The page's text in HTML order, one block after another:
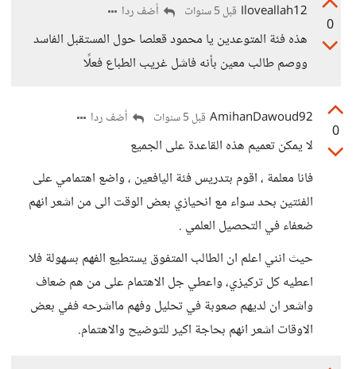
0
Iloveallah12 قبل 5 سنوات أضف ردا
هذه فئة المتوعدين يا محمود قعلصا حول المستقبل الفاسد
ووصم طالب معين بأنه فاشل غريب الطباع فعلًا
0
AmihanDawoud92 قبل 5 سنوات أضف ردا
لا يمكن تعميم هذه القاعدة على الجميع
فانا معلمة ، اقوم بتدريس فئة اليافعين ، واضع اهتمامي على
الفئتين بحد سواء مع انحيازي بعض الوقت الى من اشعر انهم
ضعفاء في التحصيل العلمي .
حيث انني اعلم ان الطالب المتفوق يستطيع الفهم بسهولة فلا
اعطيه كل تركيزي، واعطي جل الاهتمام على من هم ضعاف
واشعر ان لديهم صعوبة في تحليل وفهم مااشرحه ففي بعض
الاوقات اشعر انهم بحاجة اكير للتوضيح والاهتمام.